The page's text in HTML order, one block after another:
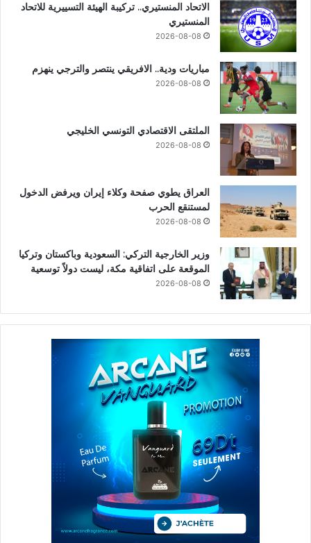
الاتحاد المنستيري.. تركيبة الهيئة التسييرية للاتحاد
المنستيري
2026-08-08
مباريات ودية.. الافريقي ينتصر والترجي ينهزم
2026-08-08
الملتقى الاقتصادي التونسي الخليجي
2026-08-08
العراق يطوي صفحة وكلاء إيران ويرفض الدخول
لمستنقع الحرب
2026-08-08
وزير الخارجية التركي: السعودية وباكستان وتركيا
الموقعة على اتفاقية مكة، ليست دولاً توسعية
2026-08-08